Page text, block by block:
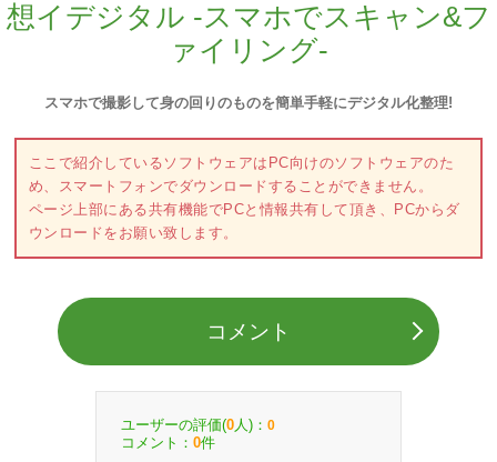
想イデジタル -スマホでスキャン&フ
ァイリング-
スマホで撮影して身の回りのものを簡単手軽にデジタル化整理!
ここで紹介しているソフトウェアはPC向けのソフトウェアのた
め、スマートフォンでダウンロードすることができません。
ページ上部にある共有機能でPCと情報共有して頂き、PCからダ
ウンロードをお願い致します。
コメント
ユーザーの評価(0 人)： 0
コメント： 0件